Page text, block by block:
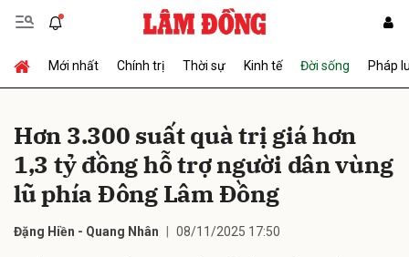
Mới nhất Chính trị Thời sự Kinh tế Đời sống Pháp
Hơn 3.300 suất quà trị giá hơn
1,3 tỷ đồng hỗ trợ người dân vùng
lũ phía Đông Lâm Đồng
Đặng Hiền - Quang Nhân 08/11/2025 17:50
Gửi bình luận